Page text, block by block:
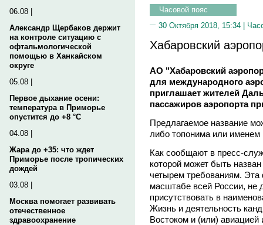
06.08 |
Александр Щербаков держит
на контроле ситуацию с
офтальмологической
помощью в Ханкайском
округе
05.08 |
Первое дыхание осени:
температура в Приморье
опустится до +8 °C
04.08 |
Жара до +35: что ждет
Приморье после тропических
дождей
03.08 |
Москва помогает развивать
отечественное
здравоохранение
Часовой пояс
30 Октября 2018, 15:34 |
Хабаровский
АО "Хабаровский
для международного
приглашает жителей
пассажиров аэропорта
Предлагаемое название
либо топонима или
Как сообщают в пресс-
которой может быть
четырем требованиям.
масштабе всей России,
присутствовать в
Жизнь и деятельность
Востоком и (или) авиацией